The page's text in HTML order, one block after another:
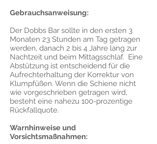
Gebrauchsanweisung:
Der Dobbs Bar sollte in den ersten 3
Monaten 23 Stunden am Tag getragen
werden, danach 2 bis 4 Jahre lang zur
Nachtzeit und beim Mittagsschlaf. Eine
Abstützung ist entscheidend für die
Aufrechterhaltung der Korrektur von
Klumpfüßen. Wenn die Schiene nicht
wie vorgeschrieben getragen wird,
besteht eine nahezu 100-prozentige
Rückfallquote.
Warnhinweise und
Vorsichtsmaßnahmen: